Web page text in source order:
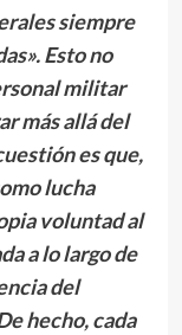
siempre
Esto no
militar
más allá del
es que,
lucha
voluntad al
a lo largo de
del
hecho, cada